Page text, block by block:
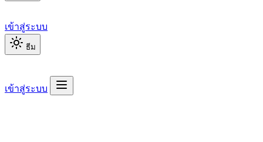
เข้าสู่ระบบ
ธีม
เข้าสู่ระบบ